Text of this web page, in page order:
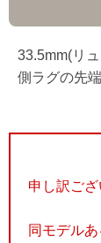
33.5mm(リ
側ラグの先
申し訳ご
同モデル